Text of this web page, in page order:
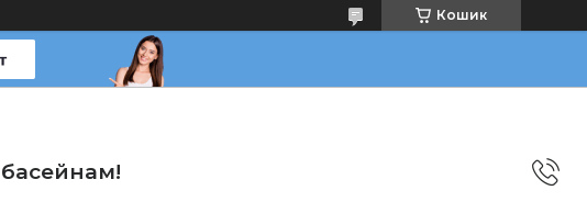
Кошик
басейнам!